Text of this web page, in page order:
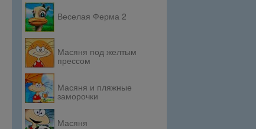
Веселая Ферма 2
Масяня под желтым
прессом
Масяня и пляжные
заморочки
Масяня